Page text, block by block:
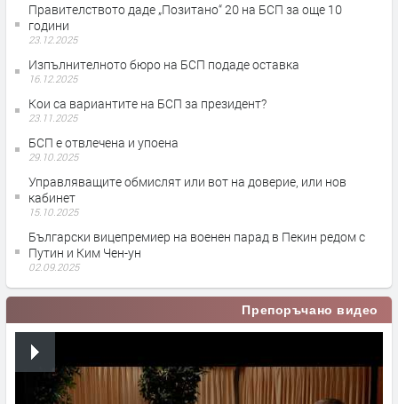
Правителството даде „Позитано“ 20 на БСП за още 10
години
23.12.2025
Изпълнителното бюро на БСП подаде оставка
16.12.2025
Кои са вариантите на БСП за президент?
23.11.2025
БСП е отвлечена и упоена
29.10.2025
Управляващите обмислят или вот на доверие, или нов
кабинет
15.10.2025
Български вицепремиер на военен парад в Пекин редом с
Путин и Ким Чен-ун
02.09.2025
Препоръчано видео